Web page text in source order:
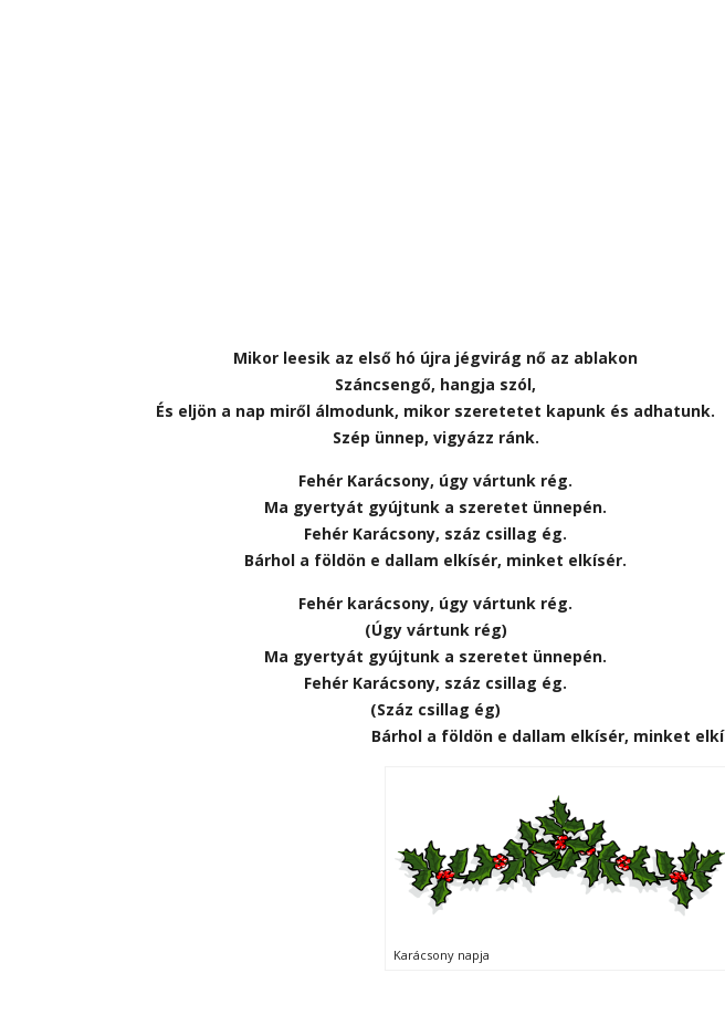
Mikor leesik az első hó újra jégvirág nő az ablakon
Száncsengő, hangja szól,
És eljön a nap miről álmodunk, mikor szeretetet kapunk és adhatunk.
Szép ünnep, vigyázz ránk.
Fehér Karácsony, úgy vártunk rég.
Ma gyertyát gyújtunk a szeretet ünnepén.
Fehér Karácsony, száz csillag ég.
Bárhol a földön e dallam elkísér, minket elkísér.
Fehér karácsony, úgy vártunk rég.
(Úgy vártunk rég)
Ma gyertyát gyújtunk a szeretet ünnepén.
Fehér Karácsony, száz csillag ég.
(Száz csillag ég)
Bárhol a földön e dallam elkísér, minket
Karácsony napja